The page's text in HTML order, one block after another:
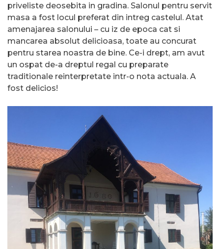
priveliste deosebita in gradina. Salonul pentru servit
masa a fost locul preferat din intreg castelul. Atat
amenajarea salonului – cu iz de epoca cat si
mancarea absolut delicioasa, toate au concurat
pentru starea noastra de bine. Ce-i drept, am avut
un ospat de-a dreptul regal cu preparate
traditionale reinterpretate intr-o nota actuala. A
fost delicios!